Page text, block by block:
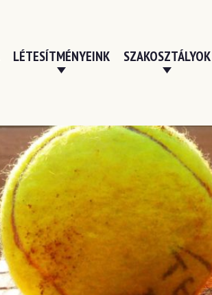
LÉTESÍTMÉNYEINK SZAKOSZTÁLYOK